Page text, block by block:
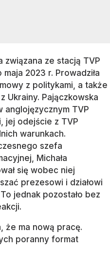
związana ze stacją TVP
2023 r. Prowadziła
z politykami, a także
Ukrainy. Pajączkowska
anglojęzycznym TVP
jej odejście z TVP
warunkach.
szefa
Michała
się wobec niej
prezesowi i działowi
jednak pozostało bez
że ma nową pracę.
poranny format